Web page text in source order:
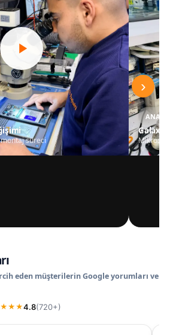
montaj süreci
Galaxy
›
eden müşterilerin Google yorumları ve
★ ★ ★4.8(720+)